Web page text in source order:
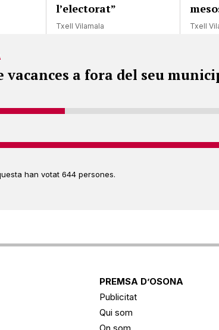
l’electorat”
Txell Vilamala Txell
vacances a fora del seu
han votat 644 persones.
PREMSA D’OSONA
Publicitat
Qui som